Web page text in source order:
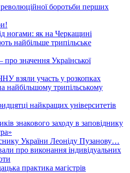
революційної боротьби перших
ногами: як на Черкащині
найбільше трипільське
значення Української
взяли участь у розкопках
найбільшому трипільському
найкращих університетів
знакового заходу в заповіднику
України Леоніду Пузанову…
про виконання індивідуальних
практика магістрів